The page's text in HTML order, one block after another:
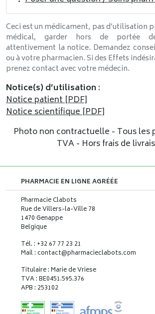
Ceci est un médicament, pas d’utilisation
médical, garder hors de portée
attentivement la notice. Demandez
ou à votre pharmacien. Si des Effets
prenez contact avec votre médecin.
Notice(s) d’utilisation:
Notice patient [PDF]
Notice scientifique [PDF]
Photo non contractuelle - Tous les
TVA - Hors frais de
PHARMACIE EN LIGNE AGRÉÉE
Pharmacie Clabots
Rue de Villers-la-Ville 78
1470 Genappe
Belgique
Tél. : +32 67 77 23 21
Mail : contact@pharmacieclabots.com
Titulaire : Marie de Vriese
TVA : BE0451.595.376
APB : 253102